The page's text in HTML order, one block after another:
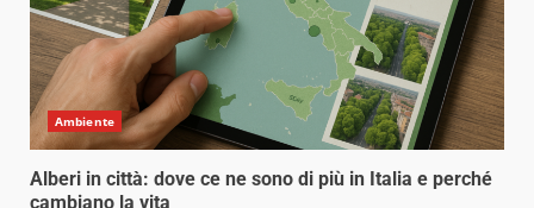
Ambiente
Alberi in città: dove ce ne sono di più in Italia e perché
cambiano la vita